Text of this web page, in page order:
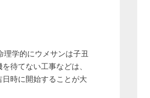
理学的にウメサンは子丑
待てない工事などは、
時に開始することが大